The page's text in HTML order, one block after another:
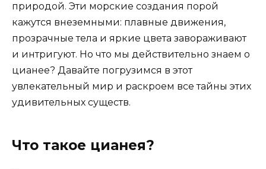
природой. Эти морские создания порой
кажутся внеземными: плавные движения,
прозрачные тела и яркие цвета завораживают
и интригуют. Но что мы действительно знаем о
цианее? Давайте погрузимся в этот
увлекательный мир и раскроем все тайны этих
удивительных существ.
Что такое цианея?